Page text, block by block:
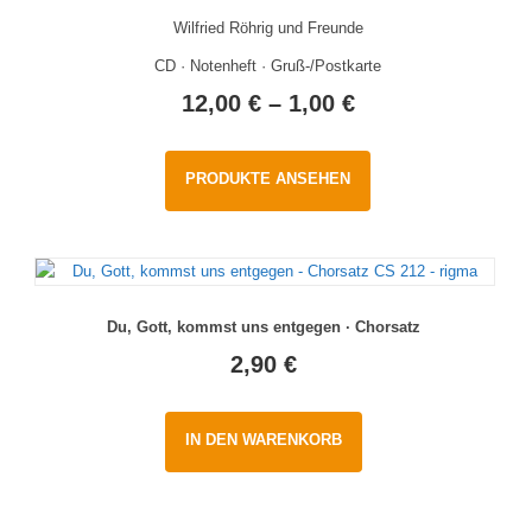
Wilfried Röhrig und Freunde
CD · Notenheft · Gruß-/Postkarte
12,00 €– 1,00 €
PRODUKTE ANSEHEN
Du, Gott, kommst uns entgegen · Chorsatz
2,90€
IN DEN WARENKORB